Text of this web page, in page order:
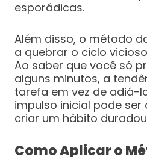
esporádicas.
Além disso, o método
a quebrar o ciclo
Ao saber que você só
alguns minutos, a
tarefa em vez de adiá-
impulso inicial pode
criar um hábito
Como Aplicar o